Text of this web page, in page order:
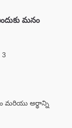
మనం
మరియు అర్థాన్ని